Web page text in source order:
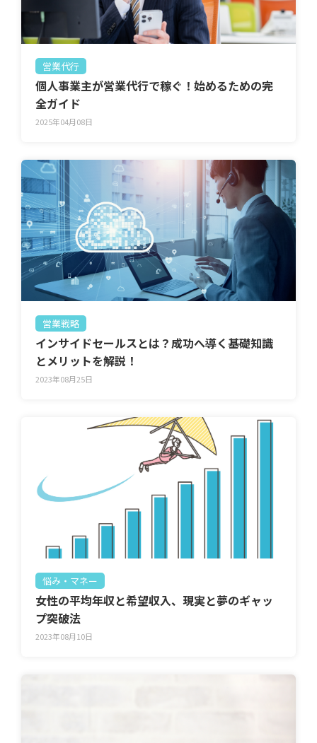
営業代行
個人事業主が営業代行で稼ぐ！始めるための完
全ガイド
2025年04月08日
営業戦略
インサイドセールスとは？成功へ導く基礎知識
とメリットを解説！
2023年08月25日
悩み・マネー
女性の平均年収と希望収入、現実と夢のギャッ
プ突破法
2023年08月10日